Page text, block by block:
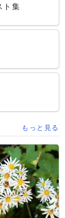
ト集
もっと見る